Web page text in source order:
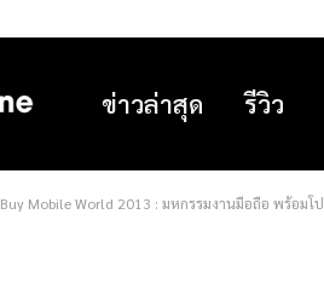
ข่าวล่าสุด รีวิว
Buy Mobile World 2013 : มหกรรมงานมือถือ พร้อม